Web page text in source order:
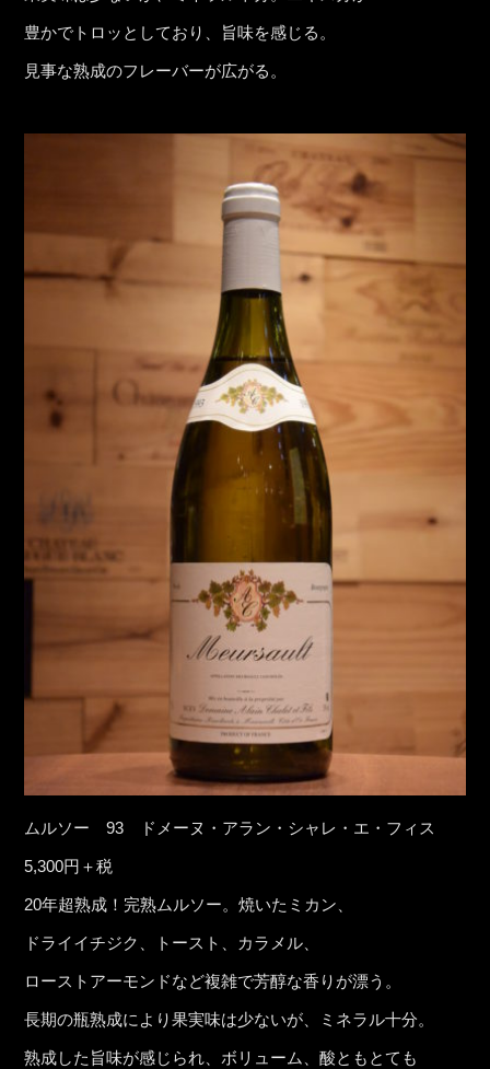
豊かでトロッとしており、旨味を感じる。
見事な熟成のフレーバーが広がる。
ムルソー 93 ドメーヌ・アラン・シャレ・エ・フィス
5,300円＋税
20年超熟成！完熟ムルソー。焼いたミカン、
ドライイチジク、トースト、カラメル、
ローストアーモンドなど複雑で芳醇な香りが漂う。
長期の瓶熟成により果実味は少ないが、ミネラル十分。
熟成した旨味が感じられ、ボリューム、酸ともとても